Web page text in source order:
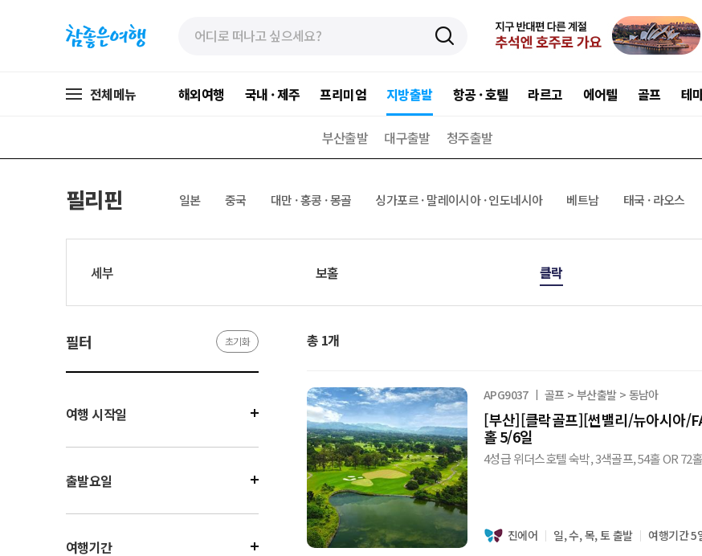
전체메뉴 해외여행 국내 · 제주 프리미엄 지방출발 항공 · 호텔 라르고 에어텔 골프 테
부산출발 대구출발 청주출발
필리핀 일본 중국 대만 · 홍콩 · 몽골 싱가포르 · 말레이시아 · 인도네시아 베트남 태국 · 라오스
세부 보홀 클락
필터 초기화
여행 시작일
출발요일
여행기간
총 1개
APG9037 골프 > 부산출발 > 동남아
[부산][클락골프][썬밸리/뉴아시아/
홀 5/6일
4성급 위더스호텔 숙박, 3색골프, 54홀 OR 72
진에어 일, 수, 목, 토 출발 여행기간 5